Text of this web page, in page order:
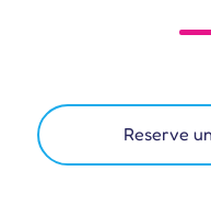
Reserve